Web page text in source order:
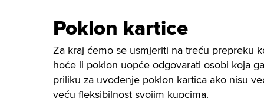
Poklon kartice
Za kraj ćemo se usmjeriti na treću prepreku
hoće li poklon uopće odgovarati osobi koja
priliku za uvođenje poklon kartica ako nisu
veću fleksibilnost svojim kupcima.